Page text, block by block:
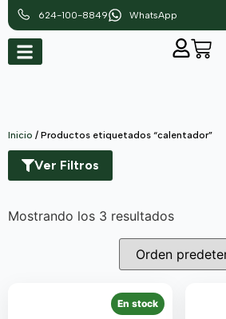
624-100-8849 WhatsApp
Inicio / Productos etiquetados “calentador”
Ver Filtros
Mostrando los 3 resultados
En stock